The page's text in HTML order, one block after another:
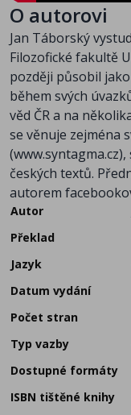
O autorovi
Jan Táborský
Filozofické fakultě
později působil
během svých
věd ČR a na
se věnuje zejména
českých textů.
autorem
Autor
Překlad
Jazyk
Datum vydání
Počet stran
Typ vazby
Dostupné formáty
ISBN tištěné knihy